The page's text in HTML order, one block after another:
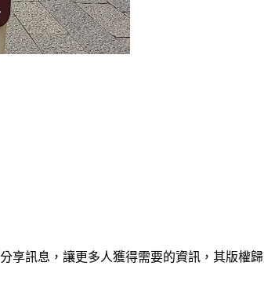
享訊息，讓更多人獲得需要的資訊，其版權